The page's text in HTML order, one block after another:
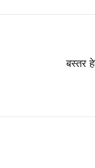
बस्तर